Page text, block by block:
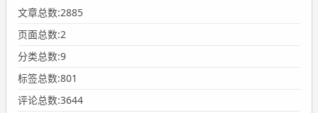
文章总数:2885
页面总数:2
分类总数:9
标签总数:801
评论总数:3644